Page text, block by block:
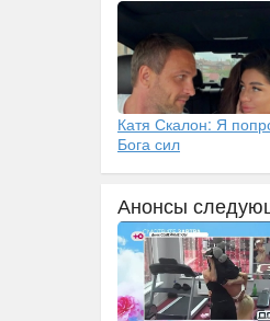
Катя Скалон: Я
Бога сил
Анонсы